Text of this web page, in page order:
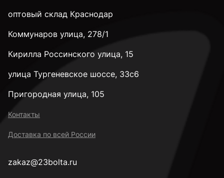
оптовый склад Краснодар
Коммунаров улица, 278/1
Кирилла Россинского улица, 15
улица Тургеневское шоссе, 33с6
Пригородная улица, 105
Контакты
Доставка по всей России
zakaz@23bolta.ru